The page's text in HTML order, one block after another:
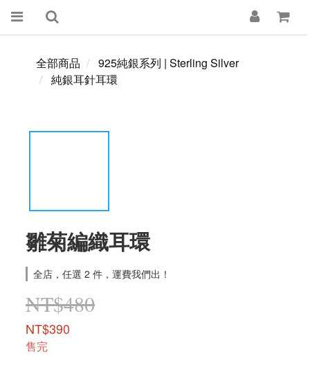
全部商品
925純銀系列 | Sterling Silver
純銀耳針耳環
雛菊編織耳環
全店，任選 2 件，運費我們出！
NT$480
NT$390
售完